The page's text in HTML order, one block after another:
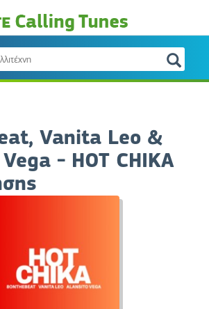
Vanita Leo &
- HOT CHIKA